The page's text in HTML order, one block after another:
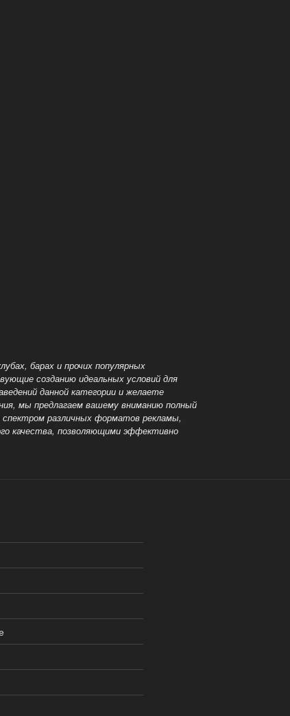
барах и прочих популярных
созданию идеальных условий для
данной категории и желаете
мы предлагаем вашему вниманию полный
различных форматов рекламы,
качества, позволяющими эффективно